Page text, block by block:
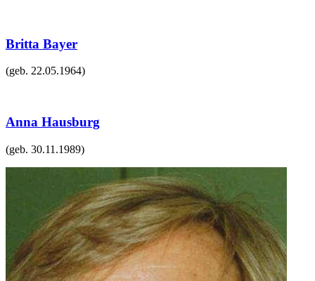
Britta Bayer
(geb. 22.05.1964)
Anna Hausburg
(geb. 30.11.1989)